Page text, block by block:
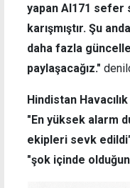
yapan AI171 sefer
karışmıştır. Şu
daha fazla
paylaşacağız."
Hindistan Havacılık
"En yüksek alarm
ekipleri sevk
"şok içinde